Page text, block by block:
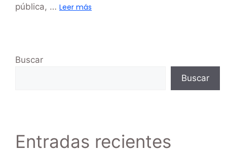
pública, … Leer más
Buscar
Buscar
Entradas recientes